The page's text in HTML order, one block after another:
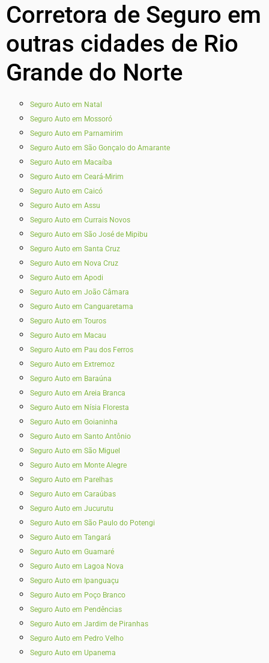
Corretora de Seguro em
outras cidades de Rio
Grande do Norte
Seguro Auto em Natal
Seguro Auto em Mossoró
Seguro Auto em Parnamirim
Seguro Auto em São Gonçalo do Amarante
Seguro Auto em Macaíba
Seguro Auto em Ceará-Mirim
Seguro Auto em Caicó
Seguro Auto em Assu
Seguro Auto em Currais Novos
Seguro Auto em São José de Mipibu
Seguro Auto em Santa Cruz
Seguro Auto em Nova Cruz
Seguro Auto em Apodi
Seguro Auto em João Câmara
Seguro Auto em Canguaretama
Seguro Auto em Touros
Seguro Auto em Macau
Seguro Auto em Pau dos Ferros
Seguro Auto em Extremoz
Seguro Auto em Baraúna
Seguro Auto em Areia Branca
Seguro Auto em Nísia Floresta
Seguro Auto em Goianinha
Seguro Auto em Santo Antônio
Seguro Auto em São Miguel
Seguro Auto em Monte Alegre
Seguro Auto em Parelhas
Seguro Auto em Caraúbas
Seguro Auto em Jucurutu
Seguro Auto em São Paulo do Potengi
Seguro Auto em Tangará
Seguro Auto em Guamaré
Seguro Auto em Lagoa Nova
Seguro Auto em Ipanguaçu
Seguro Auto em Poço Branco
Seguro Auto em Pendências
Seguro Auto em Jardim de Piranhas
Seguro Auto em Pedro Velho
Seguro Auto em Upanema